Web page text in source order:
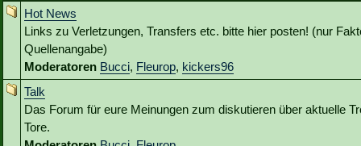
Hot News
Links zu Verletzungen, Transfers etc. bitte hier posten! (nur
Quellenangabe)
Moderatoren Bucci, Fleurop, kickers96
Talk
Das Forum für eure Meinungen zum diskutieren über aktuelle
Tore.